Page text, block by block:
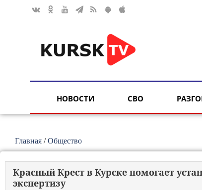
НОВОСТИ СВО
Главная /Общество
Красный Крест в Курске помогает
экспертизу